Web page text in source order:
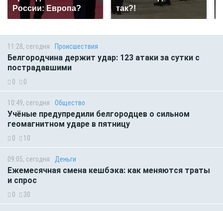
России: Европа?
так?!
11:28, сегодня Происшествия
Белгородчина держит удар: 123 атаки за сутки с
пострадавшими
0 0
10:49, сегодня Общество
Учёные предупредили белгородцев о сильном
геомагнитном ударе в пятницу
0 10
09:05, сегодня Деньги
Ежемесячная смена кешбэка: как меняются траты
и спрос
0 30